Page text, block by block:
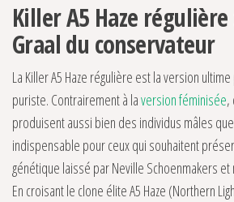
Killer A5 Haze
Graal du conservateur
La Killer A5 Haze régulière est la version
puriste. Contrairement à laversion féminisée,
produisent aussi bien des individus mâles que
indispensable pour ceux qui souhaitent
génétique laissé par Neville Schoenmakers et
En croisant le clone élite A5 Haze (Northern